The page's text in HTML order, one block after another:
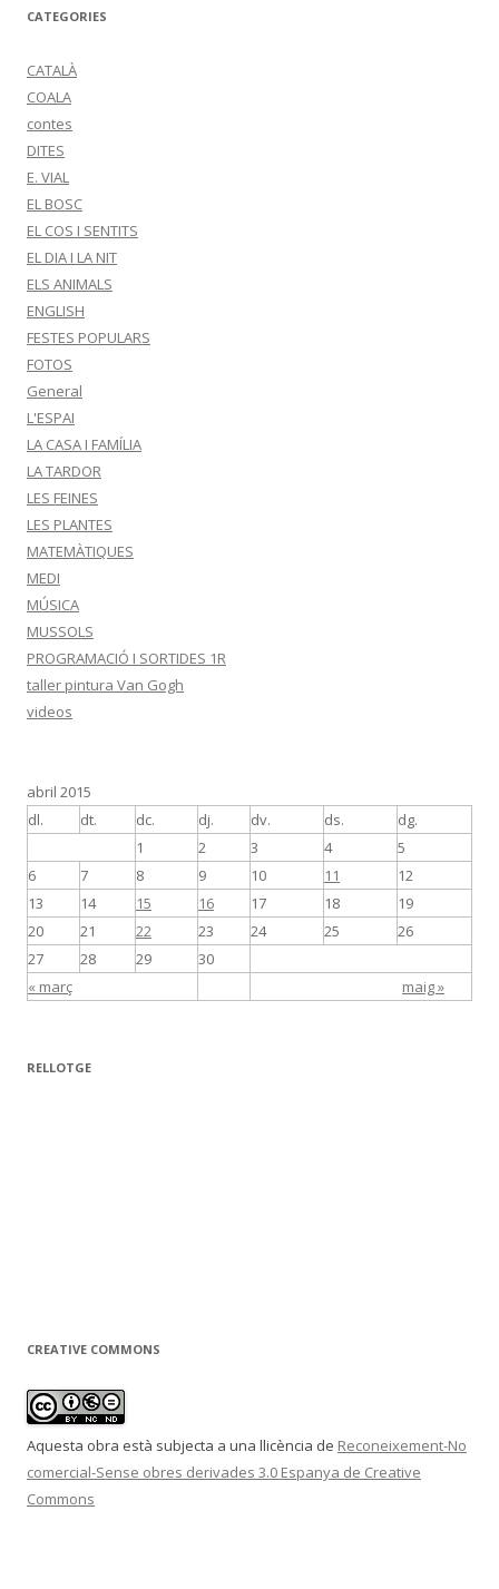
CATEGORIES
CATALÀ
COALA
contes
DITES
E. VIAL
EL BOSC
EL COS I SENTITS
EL DIA I LA NIT
ELS ANIMALS
ENGLISH
FESTES POPULARS
FOTOS
General
L'ESPAI
LA CASA I FAMÍLIA
LA TARDOR
LES FEINES
LES PLANTES
MATEMÀTIQUES
MEDI
MÚSICA
MUSSOLS
PROGRAMACIÓ I SORTIDES 1R
taller pintura Van Gogh
videos
abril 2015
dl.
dt. dc. dj. dv. ds. dg.
« març maig »
1 2 3 4
5
6
7 8 9 10 11
12
13
14 15 16 17 18
19
20
21 22 23 24 25
26
27
28 29 30
RELLOTGE
CREATIVE COMMONS
Aquesta obra està subjecta a una llicència de Reconeixement-No
comercial-Sense obres derivades 3.0 Espanya de Creative
Commons